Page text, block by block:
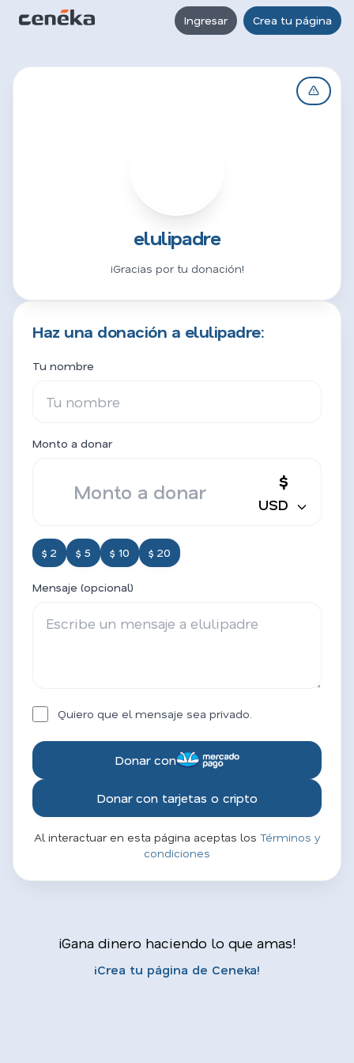
Ingresar Crea tu página
elulipadre
¡Gracias por tu donación!
Haz una donación a elulipadre:
Tu nombre
Monto a donar
$
USD
$ 2 $ 5 $ 10 $ 20
Mensaje (opcional)
Quiero que el mensaje sea privado.
Donar con
Donar con tarjetas o cripto
Al interactuar en esta página aceptas los Términos y
condiciones
¡Gana dinero haciendo lo que amas!
¡Crea tu página de Ceneka!